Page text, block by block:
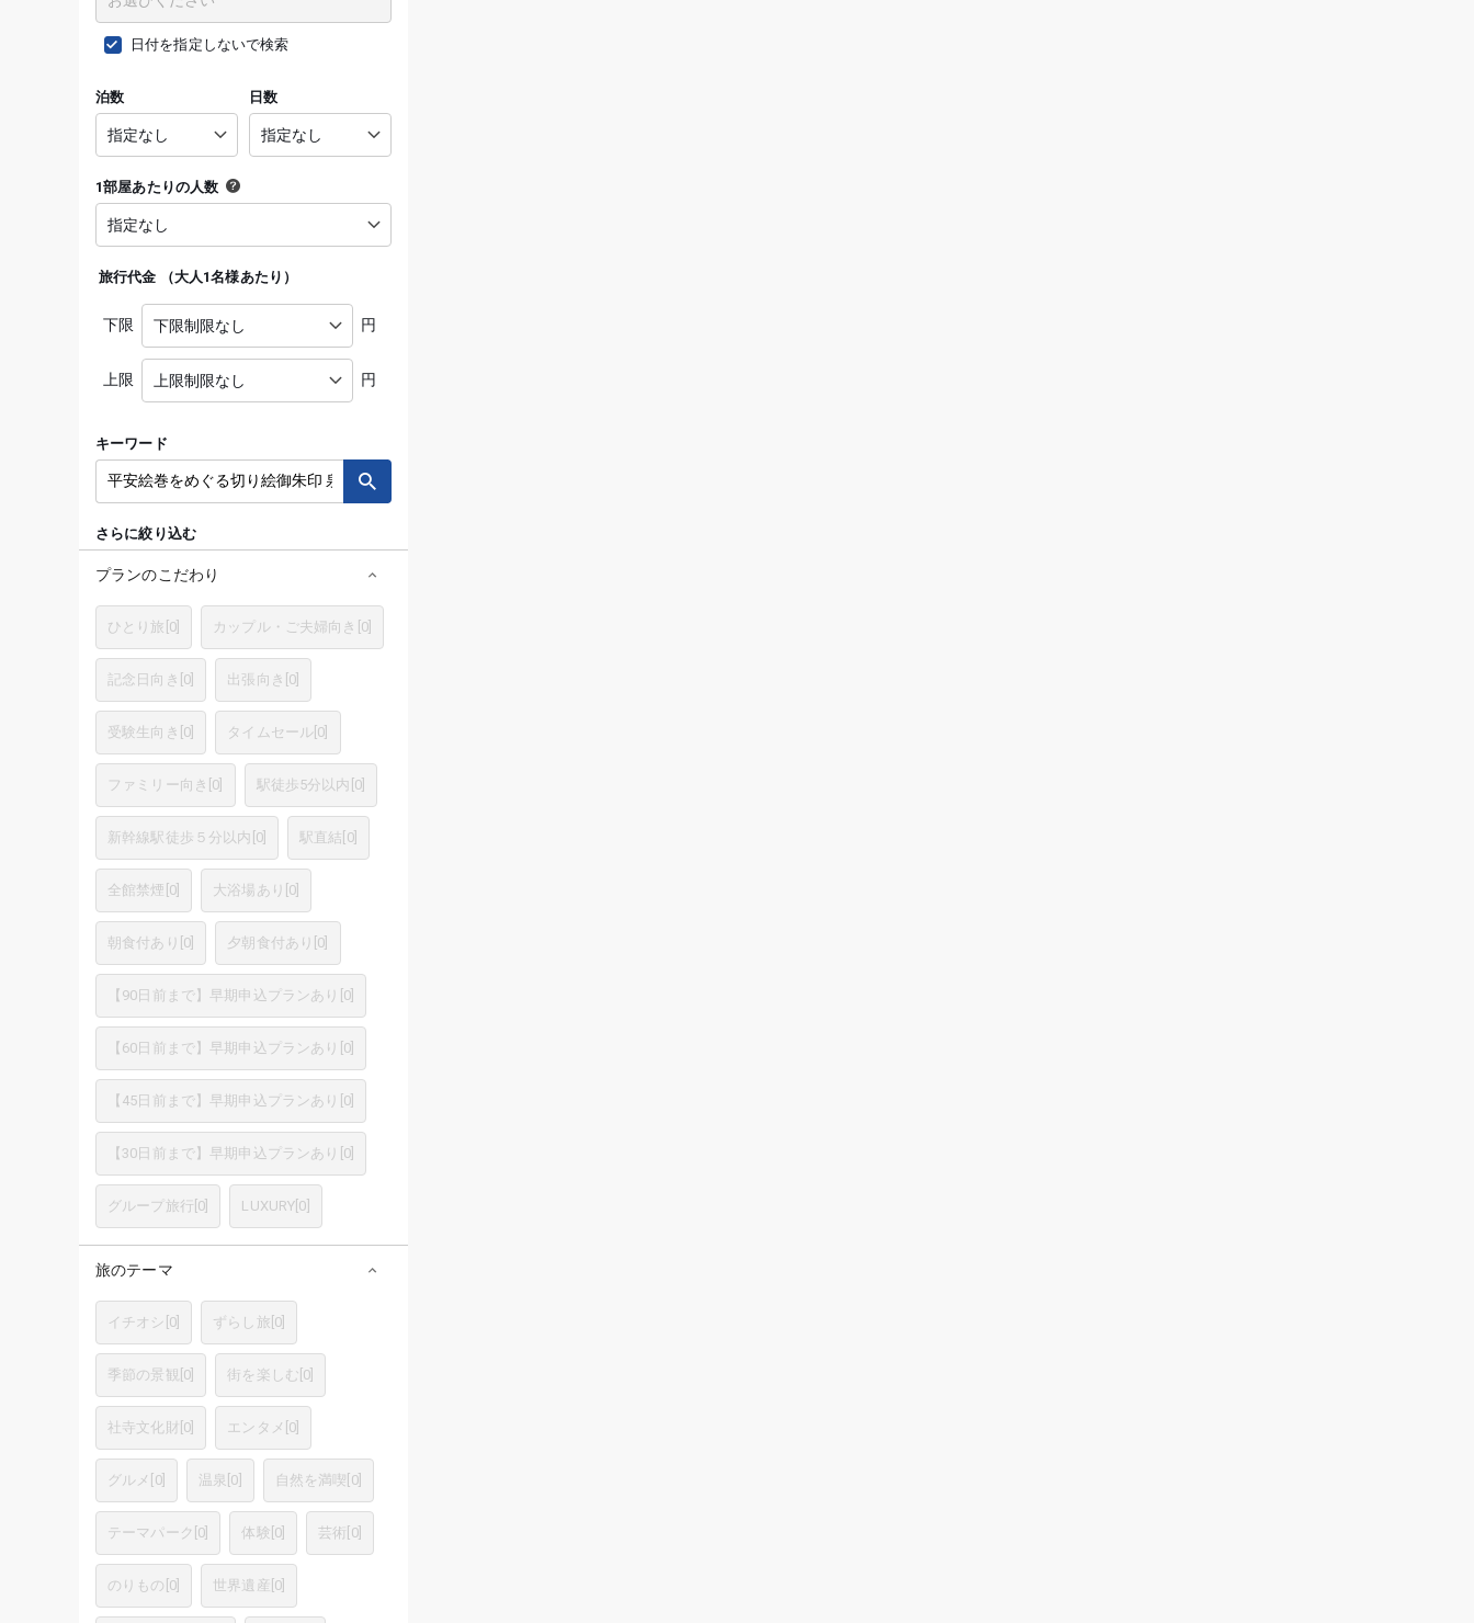
日付を指定しないで検索
泊数 日数
1部屋あたりの人数
旅行代金 （大人1名様あたり ）
下限 円
上限 円
キーワード
さらに絞り込む
プランのこだわり
ひとり旅 0] カップル・ご夫婦向き 0]
記念日向き 0 出張向き 0
受験生向き 0 タイムセール 0
ファミリー向き 0 駅徒歩5分以内 0]
新幹線駅徒歩５分以内 0] 駅直結 0]
全館禁煙 0] 大浴場あり 0
朝食付あり 0 夕朝食付あり 0
【90日前まで】早期申込プランあり 0]
【60日前まで】早期申込プランあり 0]
【45日前まで】早期申込プランあり 0]
【30日前まで】早期申込プランあり 0]
グループ旅行 0 LUXURY 0
旅のテーマ
イチオシ 0] ずらし旅 0
季節の景観 0 街を楽しむ 0
社寺文化財 0 エンタメ 0
グルメ 0] 温泉 0 自然を満喫 0]
テーマパーク 0 体験 0 芸術 0]
のりもの 0] 世界遺産 0